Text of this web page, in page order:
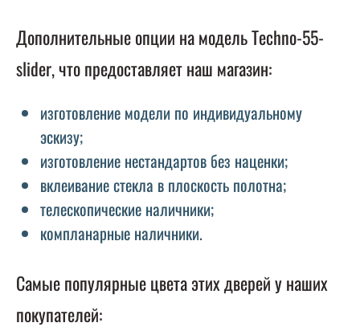
Дополнительные опции на модель Techno-55-
slider, что предоставляет наш магазин:
изготовление модели по индивидуальному
эскизу;
изготовление нестандартов без наценки;
вклеивание стекла в плоскость полотна;
телескопические наличники;
компланарные наличники.
Самые популярные цвета этих дверей у наших
покупателей: